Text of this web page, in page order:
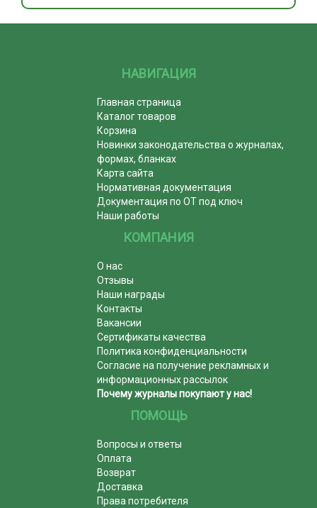
НАВИГАЦИЯ
Главная страница
Каталог товаров
Корзина
Новинки законодательства о журналах,
формах, бланках
Карта сайта
Нормативная документация
Документация по ОТ под ключ
Наши работы
КОМПАНИЯ
О нас
Отзывы
Наши награды
Контакты
Вакансии
Сертификаты качества
Политика конфиденциальности
Согласие на получение рекламных и
информационных рассылок
Почему журналы покупают у нас!
ПОМОЩЬ
Вопросы и ответы
Оплата
Возврат
Доставка
Права потребителя